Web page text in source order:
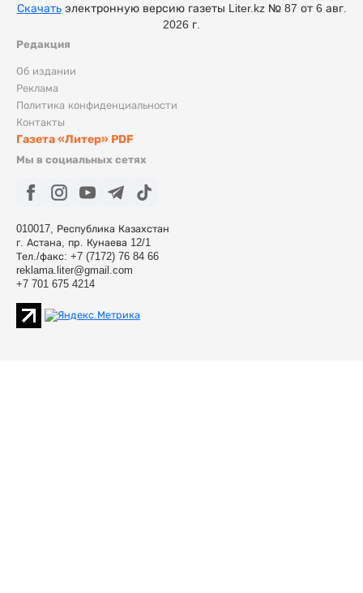
Редакция
Об издании
Реклама
Политика конфиденциальности
Контакты
Газета «Литер» PDF
Мы в социальных сетях
010017, Республика Казахстан
г. Астана, пр. Кунаева 12/1
Тел./факс: +7 (7172) 76 84 66
reklama.liter@gmail.com
+7 701 675 4214
Скачатьэлектронную версию газеты Liter.kz № 87 от 6 авг.
2026 г.